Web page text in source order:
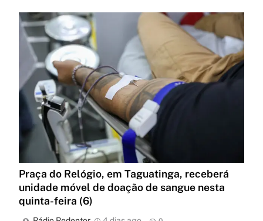
Praça do Relógio, em Taguatinga, receberá
unidade móvel de doação de sangue nesta
quinta-feira (6)